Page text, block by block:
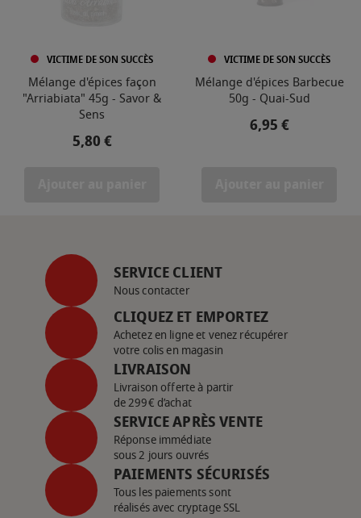
VICTIME DE SON SUCCÈS
Mélange d'épices façon
"Arriabiata" 45g - Savor &
Sens
Prix
5,80 €
VICTIME DE SON SUCCÈS
Mélange d'épices Barbecue
50g - Quai-Sud
Prix
6,95 €
SERVICE CLIENT
Nous contacter
CLIQUEZ ET EMPORTEZ
Achetez en ligne et venez récupérer
votre colis en magasin
LIVRAISON
Livraison offerte à partir
de 299€ d’achat
SERVICE APRÈS VENTE
Réponse immédiate
sous 2 jours ouvrés
PAIEMENTS SÉCURISÉS
Tous les paiements sont
réalisés avec cryptage SSL